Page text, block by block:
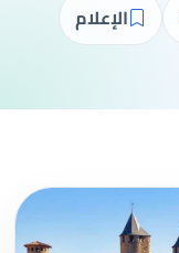
الإعلام